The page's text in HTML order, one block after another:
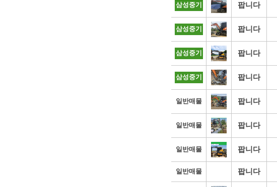
삼성중기 팝니다
삼성중기 팝니다
삼성중기 팝니다
삼성중기 팝니다
일반매물 팝니다
일반매물 팝니다
일반매물 팝니다
일반매물 팝니다